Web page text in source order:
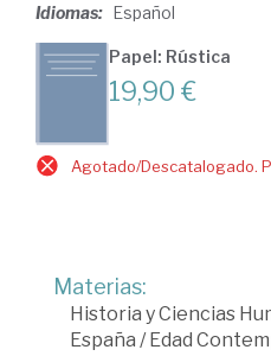
Idiomas: Español
Papel: Rústica
19,90 €
Agotado/Descatalogado.
Materias:
Historia y Ciencias
España /Edad